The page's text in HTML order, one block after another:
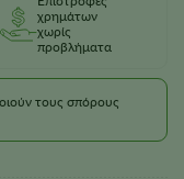
χρημάτων
χωρίς
προβλήματα
τους σπόρους